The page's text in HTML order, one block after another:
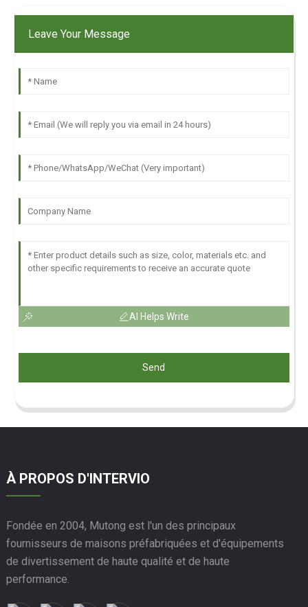
Leave Your Message
AI Helps Write
Send
À PROPOS D'INTERVIO
Fondée en 2004, Mutong est l'un des principaux
fournisseurs de maisons préfabriquées et d'équipements
de divertissement de haute qualité et de haute
performance.